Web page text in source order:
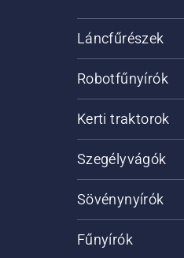
Láncfűrészek
Robotfűnyírók
Kerti traktorok
Szegélyvágók
Sövénynyírók
Fűnyírók